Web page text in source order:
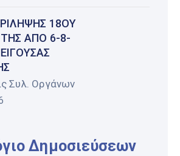
18ΟΥ
ΑΠΌ 6-8-
Συλ. Οργάνων
Δημοσιεύσεων